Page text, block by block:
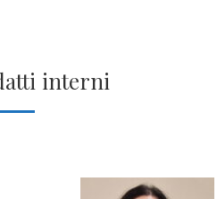
interni